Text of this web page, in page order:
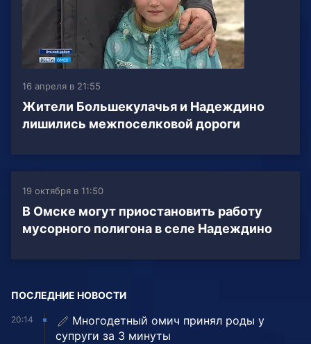
16 апреля в 21:55
Жители Большекулачья и Надеждино
лишились межпоселковой дороги
19 октября в 11:50
В Омске могут приостановить работу
мусорного полигона в селе Надеждино
ПОСЛЕДНИЕ НОВОСТИ
20:14
Многодетный омич принял роды у
супруги за 3 минуты